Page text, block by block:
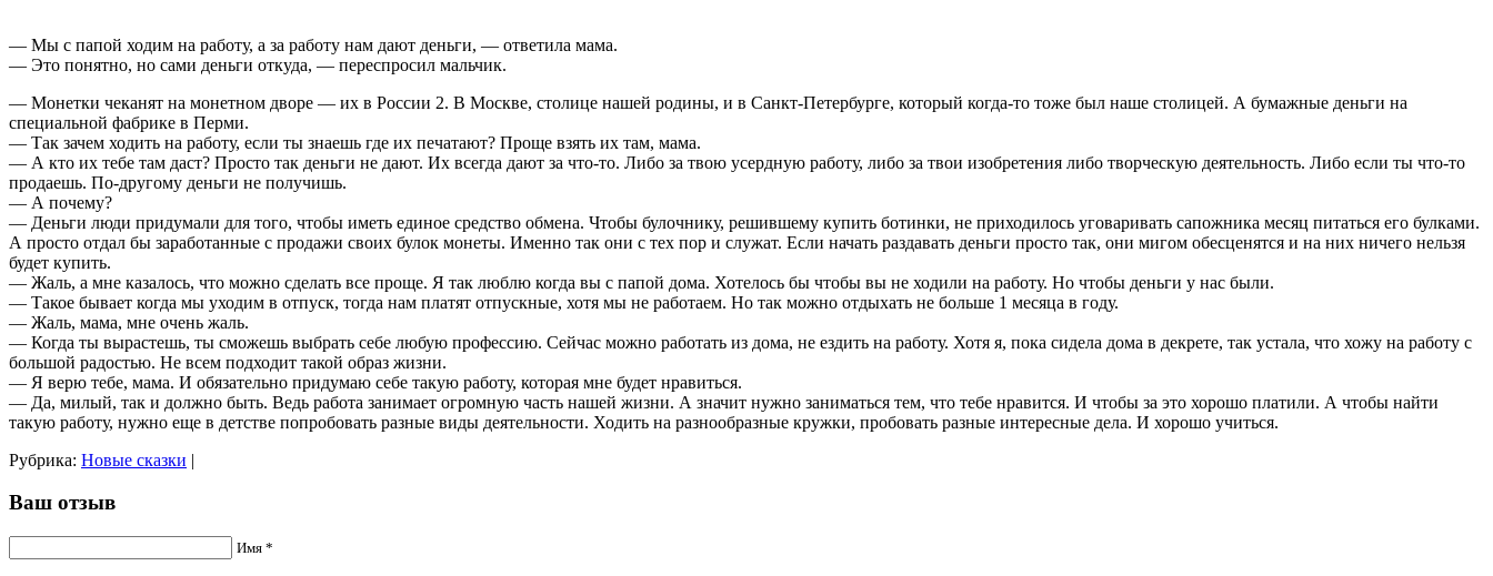
— Мы с папой ходим на работу, а за работу нам дают деньги, — ответила мама.
— Это понятно, но сами деньги откуда, — переспросил мальчик.
— Монетки чеканят на монетном дворе — их в России 2. В Москве, столице нашей родины, и в Санкт-Петербурге, который когда-то тоже был наше столицей. А бумажные деньги на
специальной фабрике в Перми.
— Так зачем ходить на работу, если ты знаешь где их печатают? Проще взять их там, мама.
— А кто их тебе там даст? Просто так деньги не дают. Их всегда дают за что-то. Либо за твою усердную работу, либо за твои изобретения либо творческую деятельность. Либо если ты что-то
продаешь. По-другому деньги не получишь.
— А почему?
— Деньги люди придумали для того, чтобы иметь единое средство обмена. Чтобы булочнику, решившему купить ботинки, не приходилось уговаривать сапожника месяц питаться его булками.
А просто отдал бы заработанные с продажи своих булок монеты. Именно так они с тех пор и служат. Если начать раздавать деньги просто так, они мигом обесценятся и на них ничего нельзя
будет купить.
— Жаль, а мне казалось, что можно сделать все проще. Я так люблю когда вы с папой дома. Хотелось бы чтобы вы не ходили на работу. Но чтобы деньги у нас были.
— Такое бывает когда мы уходим в отпуск, тогда нам платят отпускные, хотя мы не работаем. Но так можно отдыхать не больше 1 месяца в году.
— Жаль, мама, мне очень жаль.
— Когда ты вырастешь, ты сможешь выбрать себе любую профессию. Сейчас можно работать из дома, не ездить на работу. Хотя я, пока сидела дома в декрете, так устала, что хожу на работу с
большой радостью. Не всем подходит такой образ жизни.
— Я верю тебе, мама. И обязательно придумаю себе такую работу, которая мне будет нравиться.
— Да, милый, так и должно быть. Ведь работа занимает огромную часть нашей жизни. А значит нужно заниматься тем, что тебе нравится. И чтобы за это хорошо платили. А чтобы найти
такую работу, нужно еще в детстве попробовать разные виды деятельности. Ходить на разнообразные кружки, пробовать разные интересные дела. И хорошо учиться.
Рубрика: Новые сказки |
Ваш отзыв
Имя *